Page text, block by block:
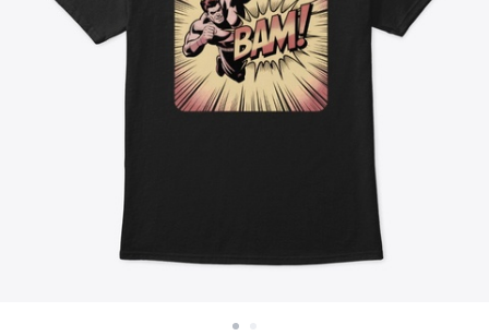
Vendez partout
Vendre n'importe quoi